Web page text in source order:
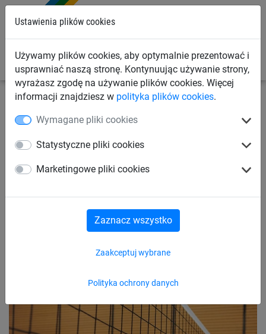
Ustawienia plików cookies
Używamy plików cookies, aby optymalnie prezentować i
usprawniać naszą stronę. Kontynuując używanie strony,
wyrażasz zgodę na używanie plików cookies. Więcej
informacji znajdziesz w polityka plików cookies.
Wymagane pliki cookies
Statystyczne pliki cookies
Marketingowe pliki cookies
Polityka ochrony danych
Zaakceptuj wybrane
Zaznacz wszystko
siatkówki halowej
Siatka treningowa do
siatkówki (ø 2,3 mm)